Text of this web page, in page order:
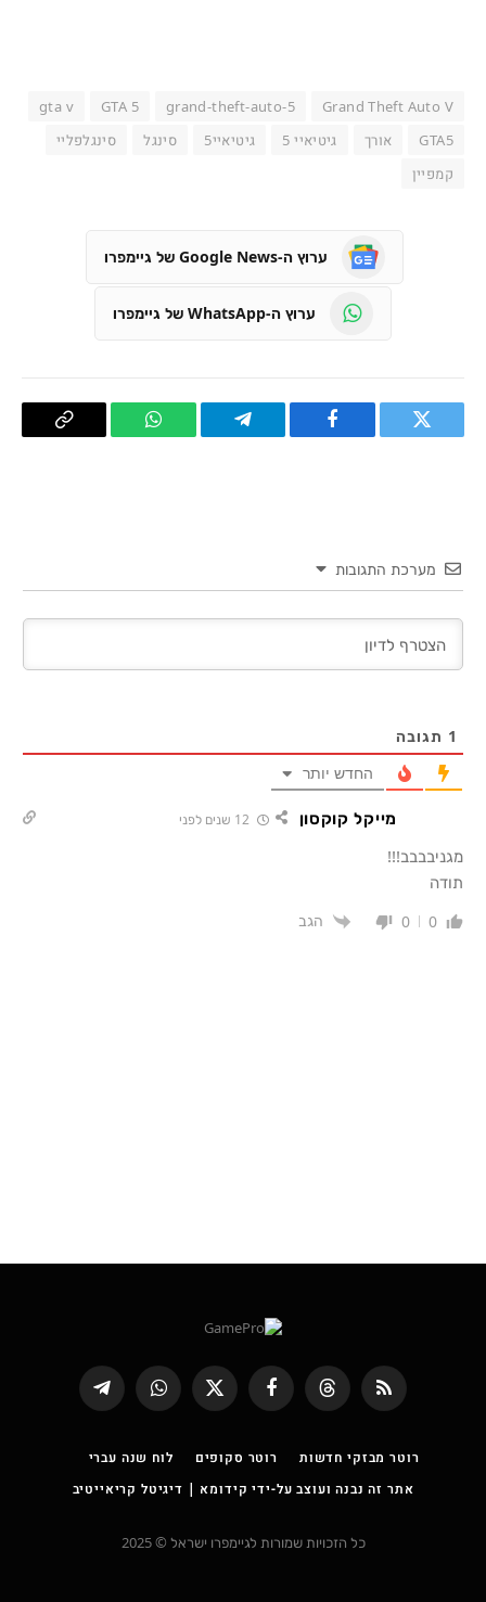
Grand Theft Auto V
grand-theft-auto-5
GTA 5
gta v
GTA5
אורך גיטיאיי 5 גיטיאיי5 סינגל
סינגלפליי
קמפיין
ערוץ ה-Google News של גיימפרו
ערוץ ה-WhatsApp של גיימפרו
טוויטר פייסבוק Telegram
WhatsApp העתק
מערכת התגובות
1 תגובה
החדש יותר
מייקל קוקסון
מגניבבבב!!!
תודה
0
0 הגב
RSS
Threads פייסבוק
X
(טוויטר)
WhatsApp
Telegram
רוטר מבזקי חדשות רוטר סקופים
לוח שנה עברי
אתר זה נבנה ועוצב על-ידי קידומא | דיגיטל קריאייטיב
כל הזכויות שמורות לגיימפרו ישראל © 2025